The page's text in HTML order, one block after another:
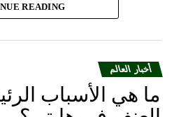
استُقبل بتصفيق حار من
هائل ومسؤولية ومهمّة مقدّسة».
وبعدما وقف بمفرده تحت المطر
باركه رئيس الكنيسة الأرثوذكسية
قال: «فليكن الله في عونك لمواصلة
READING
أخبار العالم
ما هي الأسباب